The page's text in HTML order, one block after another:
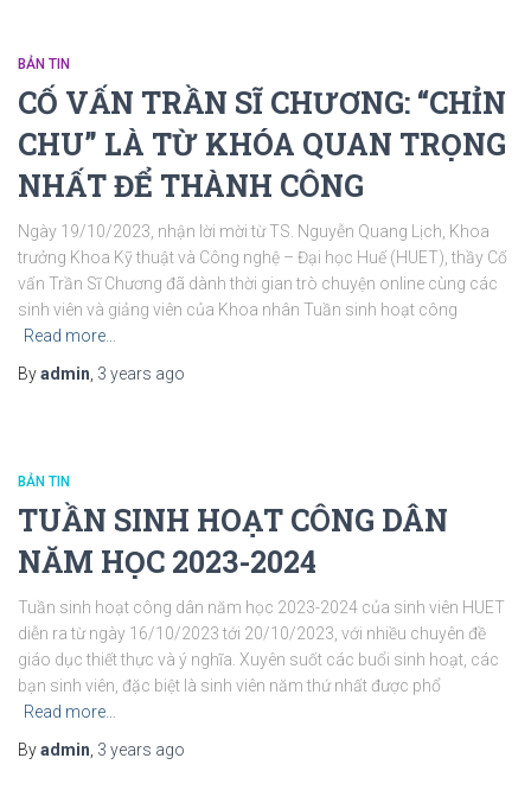
BẢN TIN
CỐ VẤN TRẦN SĨ CHƯƠNG: “CHỈN
CHU” LÀ TỪ KHÓA QUAN TRỌNG
NHẤT ĐỂ THÀNH CÔNG
Ngày 19/10/2023, nhận lời mời từ TS. Nguyễn Quang Lịch, Khoa
trưởng Khoa Kỹ thuật và Công nghệ – Đại học Huế (HUET), thầy Cố
vấn Trần Sĩ Chương đã dành thời gian trò chuyện online cùng các
sinh viên và giảng viên của Khoa nhân Tuần sinh hoạt công
Read more…
Byadmin 3 years ago
BẢN TIN
TUẦN SINH HOẠT CÔNG DÂN
NĂM HỌC 2023-2024
Tuần sinh hoạt công dân năm học 2023-2024 của sinh viên HUET
diễn ra từ ngày 16/10/2023 tới 20/10/2023, với nhiều chuyên đề
giáo dục thiết thực và ý nghĩa. Xuyên suốt các buổi sinh hoạt, các
bạn sinh viên, đặc biệt là sinh viên năm thứ nhất được phổ
Read more…
Byadmin 3 years ago